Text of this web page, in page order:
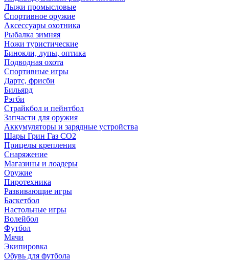
Лыжи промысловые
Спортивное оружие
Аксессуары охотника
Рыбалка зимняя
Ножи туристические
Бинокли, лупы, оптика
Подводная охота
Спортивные игры
Дартс, фрисби
Бильярд
Рэгби
Страйкбол и пейнтбол
Запчасти для оружия
Аккумуляторы и зарядные устройства
Шары Грин Газ СО2
Прицелы крепления
Снаряжение
Магазины и лоадеры
Оружие
Пиротехника
Развивающие игры
Баскетбол
Настольные игры
Волейбол
Футбол
Мячи
Экипировка
Обувь для футбола